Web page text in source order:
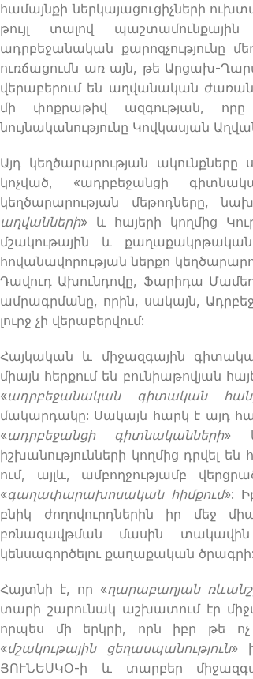
համայնքի ներկայացուցիչների
թույլ տալով
ադրբեջանական քարոզչությունը
ուռճացումն առ այն, թե Արցախ-
վերաբերում են աղվանական
մի փոքրաթիվ ազգության,
նույնականությունը Կովկասյան
Այդ կեղծարարության
կոչված, «ադրբեջանցի
կեղծարարության մեթոդները,
աղվանների» և հայերի կողմից
մշակութային և
հովանավորության ներքո
Դավուդ Ախունդովը, Ֆարիդա
ամրագրմանը, որին, սակայն,
լուրջ չի վերաբերվում:
Հայկական և միջազգային
միայն հերքում են բունիաթովյան
«ադրբեջանական գիտական
մակարդակը: Սակայն հարկ է այդ
«ադրբեջանցի գիտնականների»
իշխանությունների կողմից դրվել
ում, այլև, ամբողջությամբ
«գաղափարախոսական հիմքում»:
բնիկ ժողովուրդներին իր մեջ
բռնազավթման մասին
կենսագործելու քաղաքական ծրագրի:
Հայտնի է, որ «ղարաբաղյան
տարի շարունակ աշխատում էր
որպես մի երկրի, որն իբր թե
«մշակութային ցեղասպանություն»
ՅՈՒՆԵՍԿՕ-ի և տարբեր